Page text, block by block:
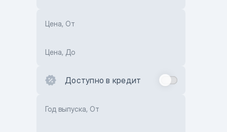
Цена, От
Цена, До
Доступно в кредит
Год выпуска, От